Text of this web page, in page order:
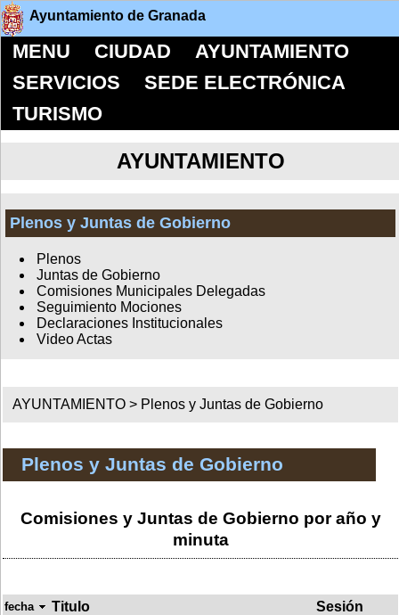
Ayuntamiento de Granada
MENU CIUDAD
AYUNTAMIENTO
SERVICIOS
SEDE ELECTRÓNICA
TURISMO
AYUNTAMIENTO
Plenos y Juntas de Gobierno
Plenos
Juntas de Gobierno
Comisiones Municipales Delegadas
Seguimiento Mociones
Declaraciones Institucionales
Video Actas
AYUNTAMIENTO > Plenos y Juntas de Gobierno
Plenos y Juntas de Gobierno
Comisiones y Juntas de Gobierno por año y
minuta
fecha Titulo
Sesión